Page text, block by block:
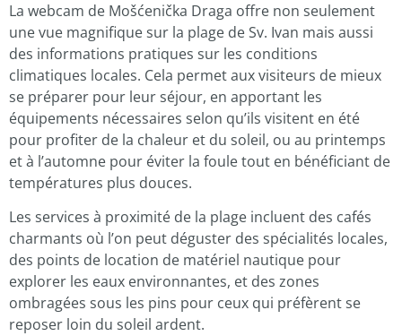
La webcam de Mošćenička Draga offre non seulement
une vue magnifique sur la plage de Sv. Ivan mais aussi
des informations pratiques sur les conditions
climatiques locales. Cela permet aux visiteurs de mieux
se préparer pour leur séjour, en apportant les
équipements nécessaires selon qu’ils visitent en été
pour profiter de la chaleur et du soleil, ou au printemps
et à l’automne pour éviter la foule tout en bénéficiant de
températures plus douces.
Les services à proximité de la plage incluent des cafés
charmants où l’on peut déguster des spécialités locales,
des points de location de matériel nautique pour
explorer les eaux environnantes, et des zones
ombragées sous les pins pour ceux qui préfèrent se
reposer loin du soleil ardent.